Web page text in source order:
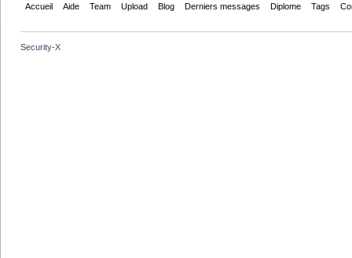
Accueil Aide Team Upload Blog Derniers messages Diplome Tags
Security-X